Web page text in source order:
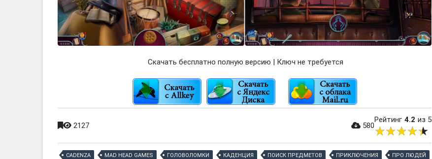
Скачать бесплатно полную версию | Ключ не требуется
2127 580
Рейтинг 4.2 из 5
CADENZA MAD HEAD GAMES ГОЛОВОЛОМКИ КАДЕНЦИЯ ПОИСК ПРЕДМЕТОВ ПРИКЛЮЧЕНИЯ ПРО ЛЮДЕЙ